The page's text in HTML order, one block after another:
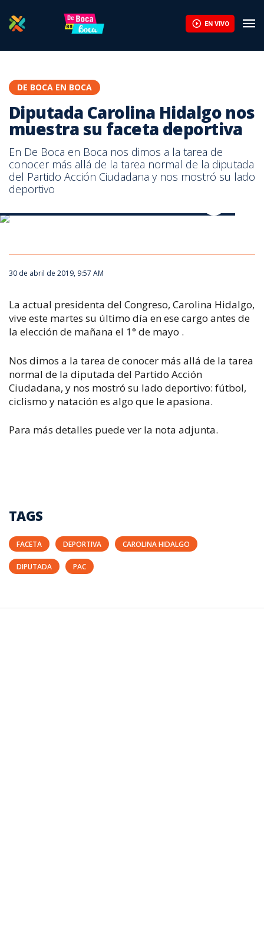
EN VIVO
DE BOCA EN BOCA
Diputada Carolina Hidalgo nos
muestra su faceta deportiva
En De Boca en Boca nos dimos a la tarea de
conocer más allá de la tarea normal de la diputada
del Partido Acción Ciudadana y nos mostró su lado
deportivo
30 de abril de 2019, 9:57 AM
La actual presidenta del Congreso, Carolina Hidalgo,
vive este martes su último día en ese cargo antes de
la elección de mañana el 1° de mayo .
Nos dimos a la tarea de conocer más allá de la tarea
normal de la diputada del Partido Acción
Ciudadana, y nos mostró su lado deportivo: fútbol,
ciclismo y natación es algo que le apasiona.
Para más detalles puede ver la nota adjunta.
TAGS
FACETA DEPORTIVA CAROLINA HIDALGO
DIPUTADA PAC